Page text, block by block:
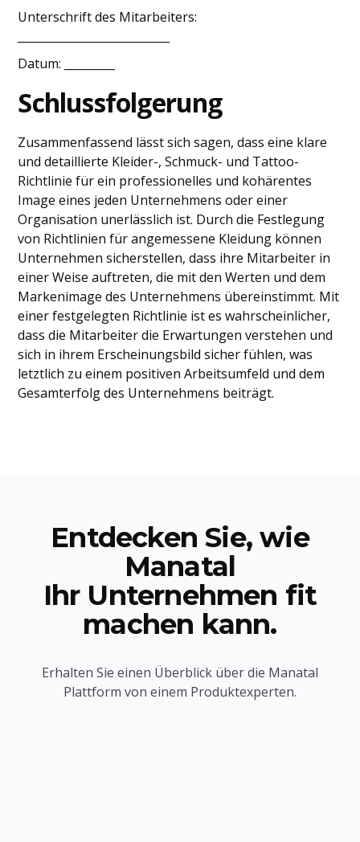
Unterschrift des Mitarbeiters:
Datum: _________
Schlussfolgerung
Zusammenfassend lässt sich sagen, dass eine klare
und detaillierte Kleider-, Schmuck- und Tattoo-
Richtlinie für ein professionelles und kohärentes
Image eines jeden Unternehmens oder einer
Organisation unerlässlich ist. Durch die Festlegung
von Richtlinien für angemessene Kleidung können
Unternehmen sicherstellen, dass ihre Mitarbeiter in
einer Weise auftreten, die mit den Werten und dem
Markenimage des Unternehmens übereinstimmt. Mit
einer festgelegten Richtlinie ist es wahrscheinlicher,
dass die Mitarbeiter die Erwartungen verstehen und
sich in ihrem Erscheinungsbild sicher fühlen, was
letztlich zu einem positiven Arbeitsumfeld und dem
Gesamterfolg des Unternehmens beiträgt.
Entdecken Sie, wie
Manatal
Ihr Unternehmen fit
machen kann.
Erhalten Sie einen Überblick über die Manatal
Plattform von einem Produktexperten.